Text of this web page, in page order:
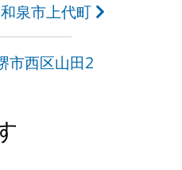
泉市上代町
市西区山田2